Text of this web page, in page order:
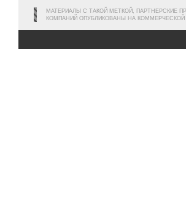
МАТЕРИАЛЫ С ТАКОЙ МЕТКОЙ, ПАРТНЕРСКИЕ
КОМПАНИЙ ОПУБЛИКОВАНЫ НА